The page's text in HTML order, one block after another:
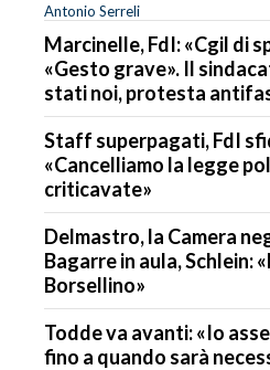
Antonio Serreli
Marcinelle, FdI: «Cgil di
«Gesto grave». Il
stati noi, protesta
Staff superpagati, FdI
«Cancelliamo la legge
criticavate»
Delmastro, la Camera
Bagarre in aula, Schlein:
Borsellino»
Todde va avanti: «Io
fino a quando sarà